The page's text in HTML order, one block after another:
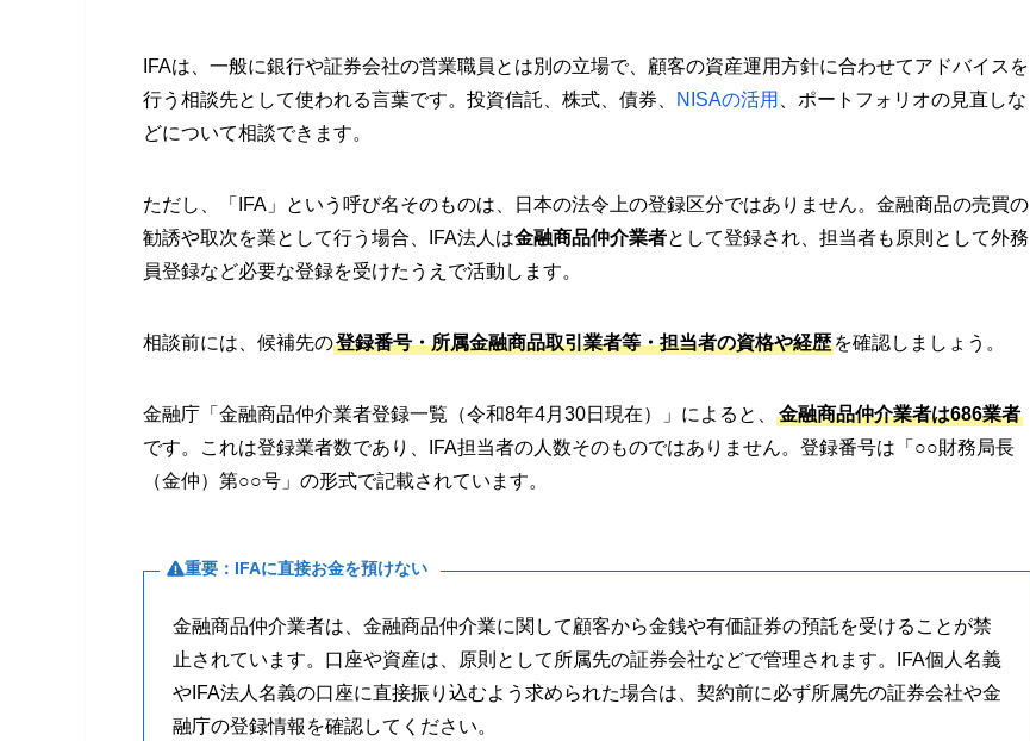
IFAは、一般に銀行や証券会社の営業職員とは別の立場で、顧客の資産運用方針に合わせてアドバイスを
行う相談先として使われる言葉です。投資信託、株式、債券、
NISAの活用
、ポートフォリオの見直しな
どについて相談できます。
ただし、「IFA」という呼び名そのものは、日本の法令上の登録区分ではありません。金融商品の売買の
勧誘や取次を業として行う場合、IFA法人は金融商品仲介業者として登録され、担当者も原則として外務
員登録など必要な登録を受けたうえで活動します。
相談前には、候補先の登録番号・所属金融商品取引業者等・担当者の資格や経歴 を確認しましょう。
金融庁「金融商品仲介業者登録一覧（令和8年4月30日現在）」によると、
金融商品仲介業者は686業者
です。これは登録業者数であり、IFA担当者の人数そのものではありません。登録番号は「○○財務局長
（金仲）第○○号」の形式で記載されています。
重要：IFAに直接お金を預けない
金融商品仲介業者は、金融商品仲介業に関して顧客から金銭や有価証券の預託を受けることが禁
止されています。口座や資産は、原則として所属先の証券会社などで管理されます。IFA個人名義
やIFA法人名義の口座に直接振り込むよう求められた場合は、契約前に必ず所属先の証券会社や金
融庁の登録情報を確認してください。